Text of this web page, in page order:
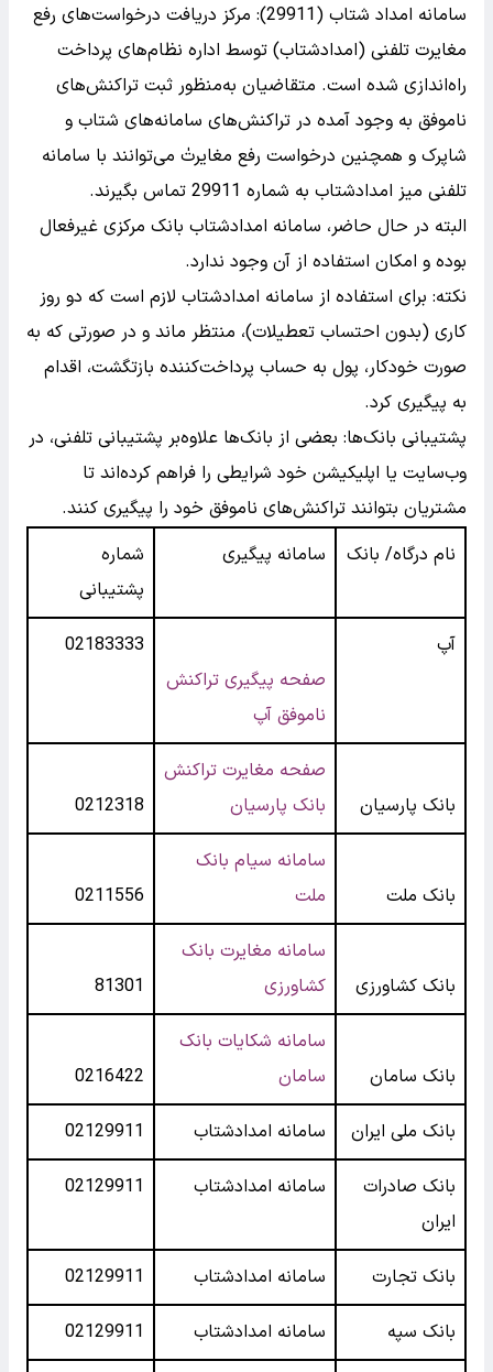
سامانه امداد شتاب (29911): مرکز دریافت درخواست‌های رفع
مغایرت تلفنی (امدادشتاب) توسط اداره نظام‌های پرداخت
راه‌اندازی شده است. متقاضیان به‌منظور ثبت تراکنش‌های
ناموفق به وجود آمده در تراکنش‌های سامانه‌های شتاب و
شا‌پرک و همچنین درخواست رفع مغایرتٰ می‌توانند با سامانه
تلفنی میز امدادشتاب به شماره 29911 تماس بگیرند.
البته در حال حاضر، سامانه امدادشتاب بانک مرکزی غیرفعال
بوده و امکان استفاده از آن وجود ندارد.
نکته: برای استفاده از سامانه امدادشتاب لازم است که دو روز
کاری (بدون احتساب تعطیلات)، منتظر ماند و در صورتی که به
صورت خودکار، پول به حساب پرداخت‌کننده بازتگشت، اقدام
به پیگیری کرد.
پشتیبانی بانک‌ها: بعضی از بانک‌ها علاوه‌بر پشتیبانی تلفنی، در
وب‌سایت یا اپلیکیشن خود شرایطی را فراهم کرده‌اند تا
مشتریان بتوانند تراکنش‌های ناموفق خود را پیگیری کنند.
نام درگاه/ بانک
سامانه پیگیری
شماره
پشتیبانی
آپ
صفحه پیگیری تراکنش
ناموفق آپ
02183333
بانک پارسیان
صفحه مغایرت تراکنش
بانک پارسیان
0212318
بانک ملت
سامانه سیام بانک
ملت
0211556
بانک کشاورزی
سامانه مغایرت بانک
کشاورزی
81301
بانک سامان
سامانه شکایات بانک
سامان
0216422
بانک ملی ایران سامانه امدادشتاب 02129911
بانک صادرات
ایران
سامانه امدادشتاب 02129911
بانک تجارت سامانه امدادشتاب 02129911
بانک سپه سامانه امدادشتاب 02129911